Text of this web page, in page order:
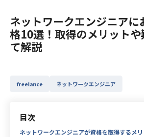
ネットワークエンジニアに
格10選！取得のメリット
て解説
freelance ネットワークエンジニア
目次
ネットワークエンジニアが資格を取得するメ